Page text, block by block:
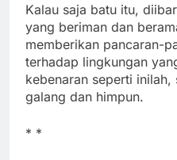
Kalau saja batu itu,
yang beriman dan
memberikan pancaran-
terhadap lingkungan
kebenaran seperti
galang dan himpun.
* *